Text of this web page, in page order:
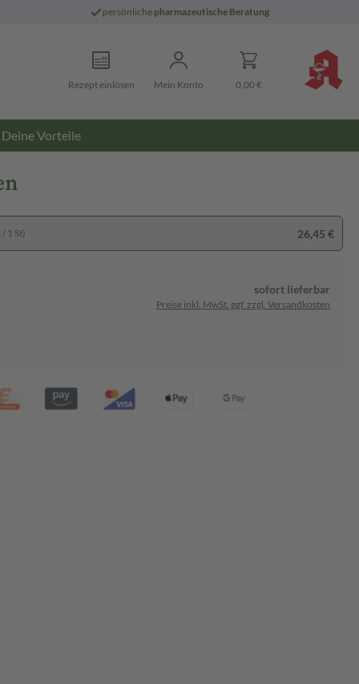
persönliche pharmazeutische Beratung
Rezept einlösen Mein Konto 0,00 €
Deine Vorteile
1 St) 26,45 €
sofort lieferbar
Preise inkl. MwSt. ggf. zzgl. Versandkosten